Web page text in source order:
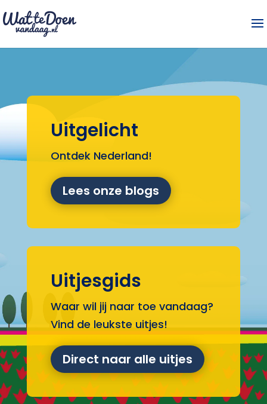
Uitgelicht
Ontdek Nederland!
Lees onze blogs
Uitjesgids
Waar wil jij naar toe vandaag?
Vind de leukste uitjes!
Direct naar alle uitjes